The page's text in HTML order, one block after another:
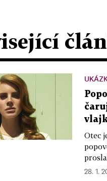
Otec
28. 1.